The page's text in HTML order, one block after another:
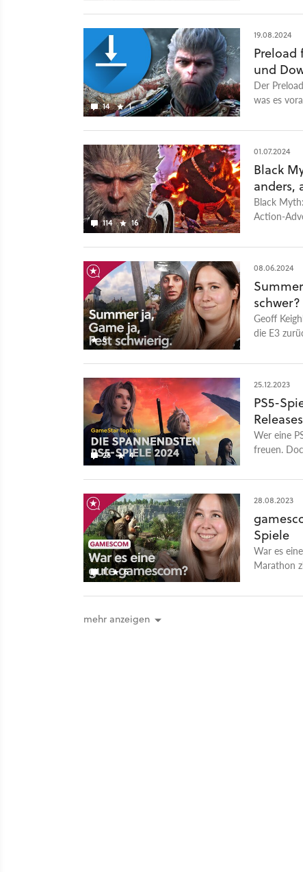
14 1
19.08.2024
Preload
und
Der
was es
114 16
01.07.2024
Black
anders,
Black
Action-
5
08.06.2024
schwer?
Geoff
die E3
25 4
25.12.2023
PS5-
Wer eine
freuen.
1 6
28.08.2023
Spiele
War es
Marathon
mehr anzeigen